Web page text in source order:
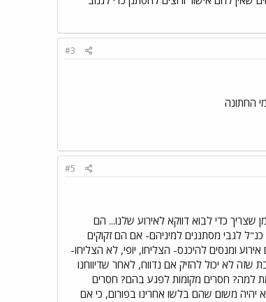
#3
החתונה
#5
כדי לבוא דווקא לאירוע שלנו... הם
לגבי מסתננים למיניהם- אם הם זקוקים
ומנסים להיכנס- הצליחו, יופי, לא הצליחו-
לא יכול להזיק אם נדווח, לאחר שדיווחנו
למה? חסרים מקומות לפגע בהם? חסרים
יהיה משום שהם בלשו אחרינו בפורום, כי אם